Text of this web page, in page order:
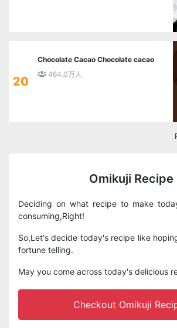
20
Chocolate Cacao Chocolate cacao
464.0万人
Omikuji Recipe
Deciding on what recipe to make
consuming,Right!
So,Let's decide today's recipe like
fortune telling.
May you come across today's delicious
Checkout Omikuji